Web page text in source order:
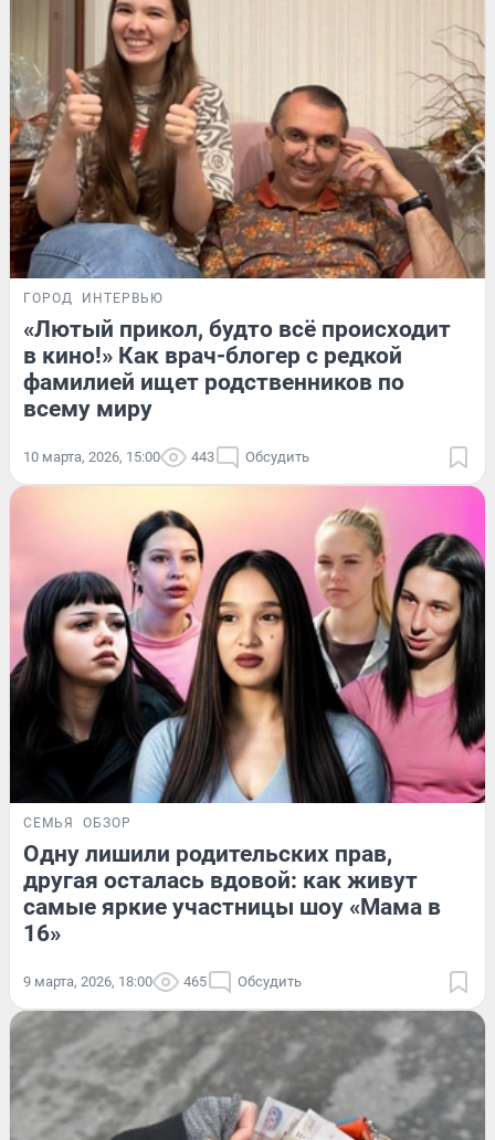
ГОРОД ИНТЕРВЬЮ
«Лютый прикол, будто всё происходит
в кино!» Как врач-блогер с редкой
фамилией ищет родственников по
всему миру
10 марта, 2026, 15:00 443 Обсудить
СЕМЬЯ ОБЗОР
Одну лишили родительских прав,
другая осталась вдовой: как живут
самые яркие участницы шоу «Мама в
16»
9 марта, 2026, 18:00 465 Обсудить